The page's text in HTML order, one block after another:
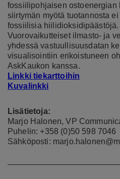
fossiilipohjaisen ostoenergian
siirtymän myötä tuotannosta
fossiilisia hiilidioksidipäästöjä.
Vuorovaikutteiset ilmasto- ja
yhdessä vastuullisuusdatan
visualisointiin erikoistuneen
AskKaukon kanssa.
Linkki tiekarttoihin
Kuvalinkki
Lisätietoja:
Marjo Halonen, VP
Puhelin: +358 (0)50 598 7046
Sähköposti: